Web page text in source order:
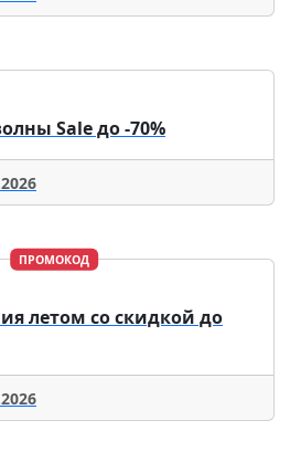
Sale до -70%
ПРОМОКОД
летом со скидкой до